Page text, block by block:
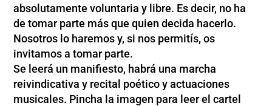
absolutamente voluntaria y libre. Es decir, no ha
de tomar parte más que quien decida hacerlo.
Nosotros lo haremos y, si nos permitís, os
invitamos a tomar parte.
Se leerá un manifiesto, habrá una marcha
reivindicativa y recital poético y actuaciones
musicales. Pincha la imagen para leer el cartel